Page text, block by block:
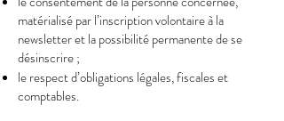
matérialisé par l’inscription volontaire à la
newsletter et la possibilité permanente de se
désinscrire ;
le respect d’obligations légales, fiscales et
comptables.